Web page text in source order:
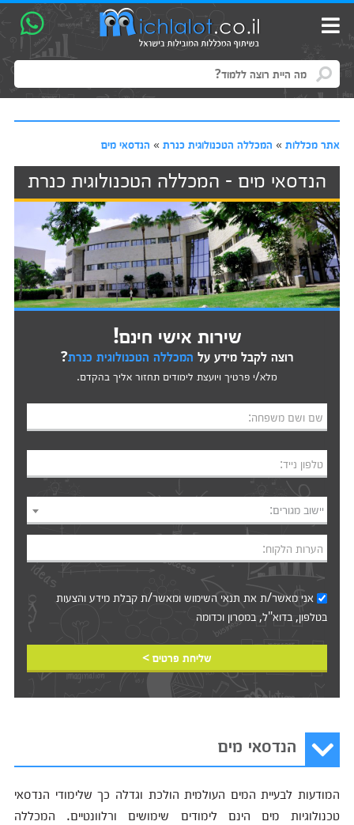
אתר מכללות» המכללה הטכנולוגית כנרת» הנדסאי מים
הנדסאי מים - המכללה הטכנולוגית כנרת
שירות אישי חינם!
רוצה לקבל מידע על המכללה הטכנולוגית כנרת?
מלא/י פרטיך ויועצת לימודים תחזור אליך בהקדם.
שם ושם משפחה:
טלפון נייד:
יישוב מגורים:
הערות הלקוח:
אני מאשר/ת אתתנאי השימושומאשר/ת קבלת מידע והצעות
בטלפון, בדוא"ל, במסרון וכדומה‎‎
שליחת פרטים >
הנדסאי מים
המודעות לבעיית המים העולמית הולכת וגדלה כך שלימודי הנדסאי
טכנולוגיות מים הינם לימודים שימושים ורלוונטיים. המכללה